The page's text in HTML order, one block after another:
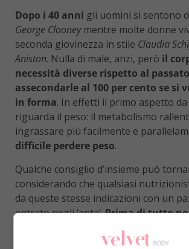
Dopo i 40 anni gli uomini si sentono
George Clooneymentre molte donne
seconda giovinezza in stile Claudia
Aniston. Nulla di male, anzi, però il
necessità diverse rispetto al
assecondarle al 100 per cento se si
in forma. In effetti il primo aspetto
riguarda il peso: il metabolismo
ingrassare più facilmente e
difficile perdere peso.
Qualche consiglio d’insieme può
considerando che qualsiasi
da queste stesse indicazioni con un
entrato negli ‘anta’.Prima di tutto
perdere l’autostima e la voglia di
: non ci si deve trascurare,